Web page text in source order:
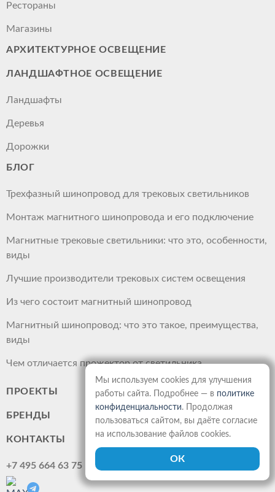
Рестораны
Магазины
АРХИТЕКТУРНОЕ ОСВЕЩЕНИЕ
ЛАНДШАФТНОЕ ОСВЕЩЕНИЕ
Ландшафты
Деревья
Дорожки
БЛОГ
Трехфазный шинопровод для трековых светильников
Монтаж магнитного шинопровода и его подключение
Магнитные трековые светильники: что это, особенности,
виды
Лучшие производители трековых систем освещения
Из чего состоит магнитный шинопровод
Магнитный шинопровод: что это такое, преимущества,
виды
Чем отличается прожектор от светильника
ПРОЕКТЫ
БРЕНДЫ
КОНТАКТЫ
+7 495 664 63 75
Мы используем cookies для улучшения
работы сайта. Подробнее — в политике
конфиденциальности. Продолжая
пользоваться сайтом, вы даёте согласие
на использование файлов cookies.